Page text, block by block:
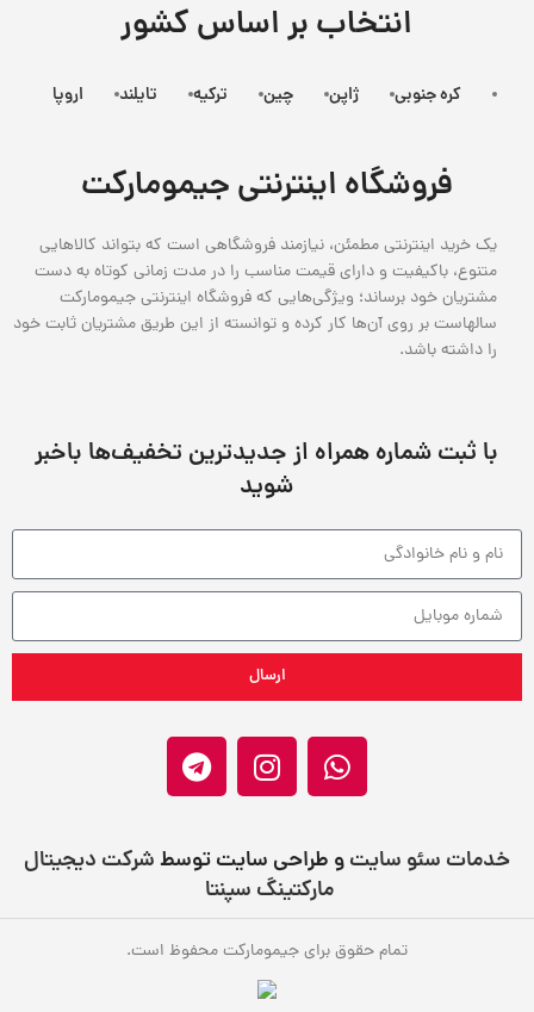
انتخاب بر اساس کشور
کره جنوبی ژاپن چین ترکیه تایلند اروپا
فروشگاه اینترنتی جیمومارکت
یک خرید اینترنتی مطمئن، نیازمند فروشگاهی است که بتواند کالاهایی
متنوع، باکیفیت و دارای قیمت مناسب را در مدت زمانی کوتاه به دست
مشتریان خود برساند؛ ویژگی‌هایی که فروشگاه اینترنتی جیمومارکت
سالهاست بر روی آن‌ها کار کرده و توانسته از این طریق مشتریان ثابت خود
را داشته باشد.
با ثبت شماره همراه از جدید‌ترین تخفیف‌ها با‌خبر
شوید
ارسال
خدمات سئو سایتو طراحی سایت توسط شرکت دیجیتال
مارکتینگ سپنتا
تمام حقوق برای جیمومارکت محفوظ است.